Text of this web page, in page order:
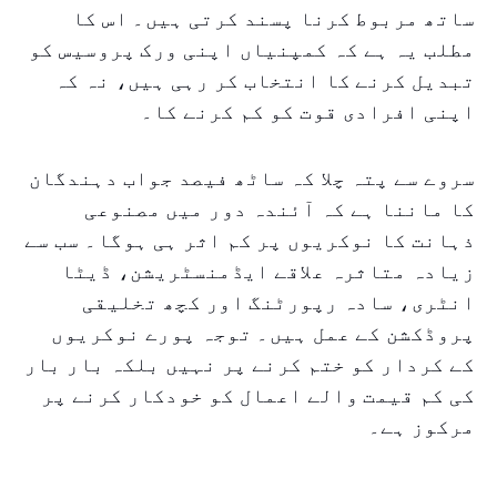
ساتھ مربوط کرنا پسند کرتی ہیں۔ اس کا
مطلب یہ ہے کہ کمپنیاں اپنی ورک پروسیس کو
تبدیل کرنے کا انتخاب کر رہی ہیں، نہ کہ
اپنی افرادی قوت کو کم کرنے کا۔
سروے سے پتہ چلا کہ ساٹھ فیصد جواب دہندگان
کا ماننا ہے کہ آئندہ دور میں مصنوعی
ذہانت کا نوکریوں پر کم اثر ہی ہوگا۔ سب سے
زیادہ متاثرہ علاقے ایڈمنسٹریشن، ڈیٹا
انٹری، سادہ رپورٹنگ اور کچھ تخلیقی
پروڈکشن کے عمل ہیں۔ توجہ پورے نوکریوں
کے کردار کو ختم کرنے پر نہیں بلکہ بار بار
کی کم قیمت والے اعمال کو خودکار کرنے پر
مرکوز ہے۔